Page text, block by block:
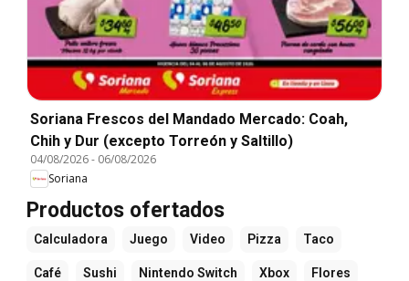
Soriana Frescos del Mandado Mercado: Coah,
Chih y Dur (excepto Torreón y Saltillo)
04/08/2026- 06/08/2026
Soriana
Productos ofertados
Calculadora Juego Video Pizza Taco
Café Sushi Nintendo Switch Xbox Flores